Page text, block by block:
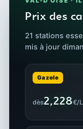
Prix des
21 stations
mis à jour
Gazole
dès2,228€/L